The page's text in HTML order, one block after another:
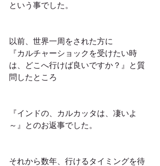
という事でした。
以前、世界一周をされた方に
『カルチャーショックを受けたい時
は、どこへ行けば良いですか？』と質
問したところ
『インドの、カルカッタは、凄いよ
～』とのお返事でした。
それから数年、行けるタイミングを待